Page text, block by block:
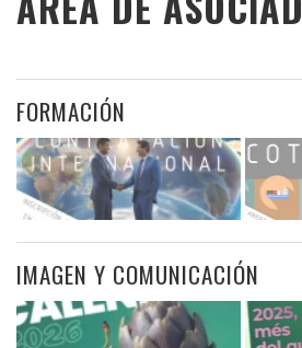
FORMACIÓN
IMAGEN Y COMUNICACIÓN